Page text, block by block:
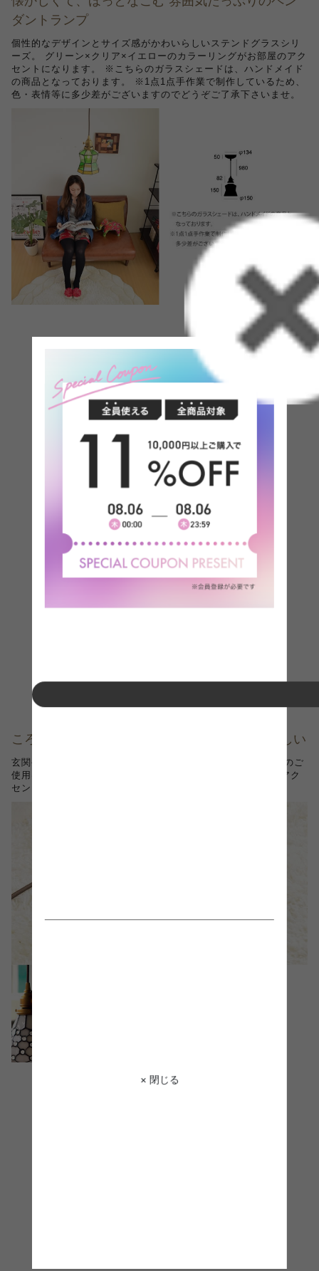
× 閉じる
ダントランプ
個性的なデザインとサイズ感がかわいらしいステンドグラスシリ
ーズ。 グリーン×クリア×イエローのカラーリングがお部屋のアク
セントになります。 ※こちらのガラスシェードは、ハンドメイド
の商品となっております。 ※1点1点手作業で制作しているため、
色・表情等に多少差がございますのでどうぞご了承下さいませ。
ころんと小ぶりなシルエットがなんとも可愛らしい
玄関や廊下、ダイニングなどのスペースにおすすめ。 １灯でのご
使用はもちろん、連続配置するとより効果的です。お部屋のアク
セントにどうぞ。